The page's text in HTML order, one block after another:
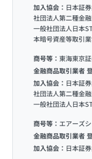
加入協会： 日本証
社団法人第二種金
一般社団法人日本
本暗号資産等取引
商号等： 東海東京
金融商品取引業者
加入協会： 日本証
社団法人第二種金
一般社団法人日本
商号等： エアーズ
金融商品取引業者
加入協会： 日本証